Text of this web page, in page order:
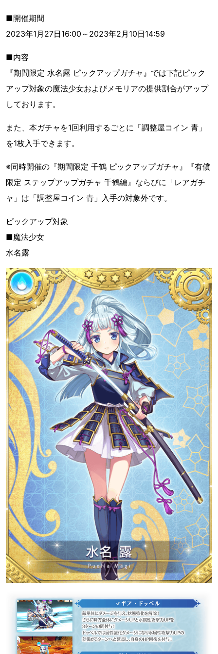
■開催期間
2023年1月27日16:00～2023年2月10日14:59
■内容
『期間限定 水名露 ピックアップガチャ』では下記ピック
アップ対象の魔法少女およびメモリアの提供割合がアップ
しております。
また、本ガチャを1回利用するごとに「調整屋コイン 青」
を1枚入手できます。
※同時開催の『期間限定 千鶴 ピックアップガチャ』『有償
限定 ステップアップガチャ 千鶴編』ならびに「レアガチ
ャ」は「調整屋コイン 青」入手の対象外です。
ピックアップ対象
■魔法少女
水名露